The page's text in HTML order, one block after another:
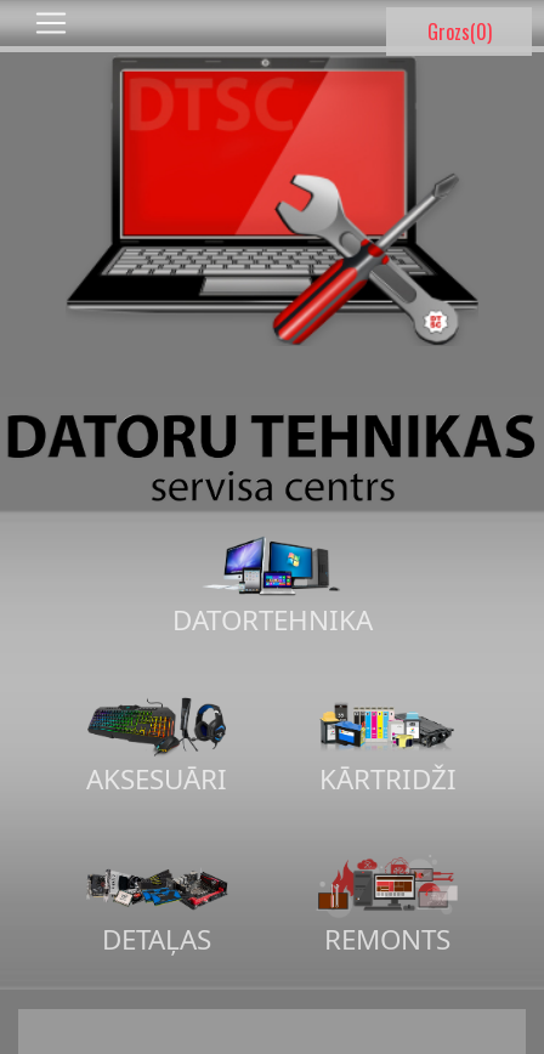
Grozs(0)
DATORTEHNIKA
AKSESUĀRI KĀRTRIDŽI
DETAĻAS REMONTS